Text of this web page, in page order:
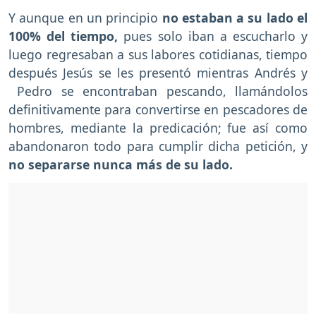
Y aunque en un principio no estaban a su lado el
100% del tiempo, pues solo iban a escucharlo y
luego regresaban a sus labores cotidianas, tiempo
después Jesús se les presentó mientras Andrés y
Pedro se encontraban pescando, llamándolos
definitivamente para convertirse en pescadores de
hombres, mediante la predicación; fue así como
abandonaron todo para cumplir dicha petición, y
no separarse nunca más de su lado.